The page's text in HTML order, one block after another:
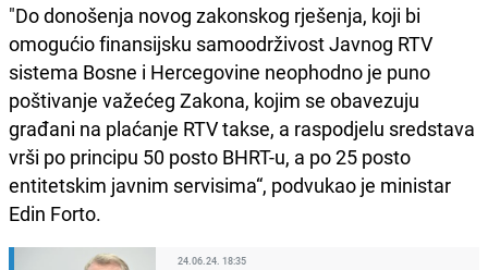
"Do donošenja novog zakonskog rješenja, koji bi
omogućio finansijsku samoodrživost Javnog RTV
sistema Bosne i Hercegovine neophodno je puno
poštivanje važećeg Zakona, kojim se obavezuju
građani na plaćanje RTV takse, a raspodjelu sredstava
vrši po principu 50 posto BHRT-u, a po 25 posto
entitetskim javnim servisima“, podvukao je ministar
Edin Forto.
24.06.24. 18:35